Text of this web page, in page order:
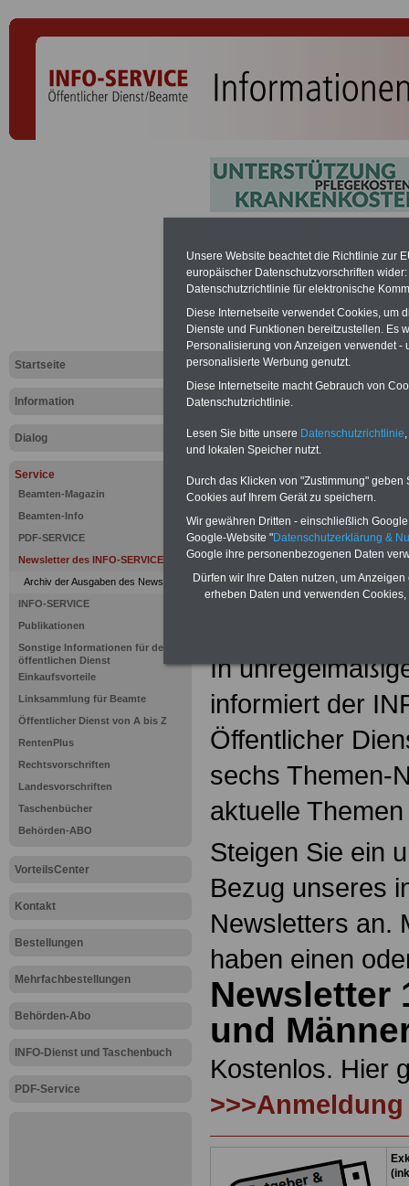
Startseite
Information
Dialog
Service
Beamten-Magazin
Beamten-Info
PDF-SERVICE
Newsletter des INFO-SERVICE
Archiv der Ausgaben des Newsletters
INFO-SERVICE
Publikationen
Sonstige Informationen für den
öffentlichen Dienst
Einkaufsvorteile
Linksammlung für Beamte
Öffentlicher Dienst von A bis Z
RentenPlus
Rechtsvorschriften
Landesvorschriften
Taschenbücher
Behörden-ABO
VorteilsCenter
Kontakt
Bestellungen
Mehrfachbestellungen
Behörden-Abo
INFO-Dienst und Taschenbuch
PDF-Service
Sechs
Newsletter
SERVICE
Dienst/
Geldanlage - Kredite -
Selbsthilfeeinrichtungen für
sichern
Sechs
Newsletter
In
informiert der
Öffentlicher
sechs Themen-
aktuelle
Steigen Sie ein
Bezug unseres
Newsletters an.
haben einen
Newsletter
und
Kostenlos. Hier
>>>Anmeldung
Unsere Website beachtet die Richtlinie zur
europäischer Datenschutzvorschriften
Datenschutzrichtlinie für elektronische
Diese Internetseite verwendet Cookies, um
Dienste und Funktionen bereitzustellen. Es
Personalisierung von Anzeigen verwendet
personalisierte Werbung genutzt.
Diese Internetseite macht Gebrauch von
Datenschutzrichtlinie.
Lesen Sie bitte unsere Datenschutzrichtlinie
und lokalen Speicher nutzt.
Durch das Klicken von "Zustimmung"
Cookies auf Ihrem Gerät zu speichern.
Wir gewähren Dritten - einschließlich
Google-Website "Datenschutzerklärung &
Google ihre personenbezogenen Daten
Dürfen wir Ihre Daten nutzen, um
erheben Daten und verwenden